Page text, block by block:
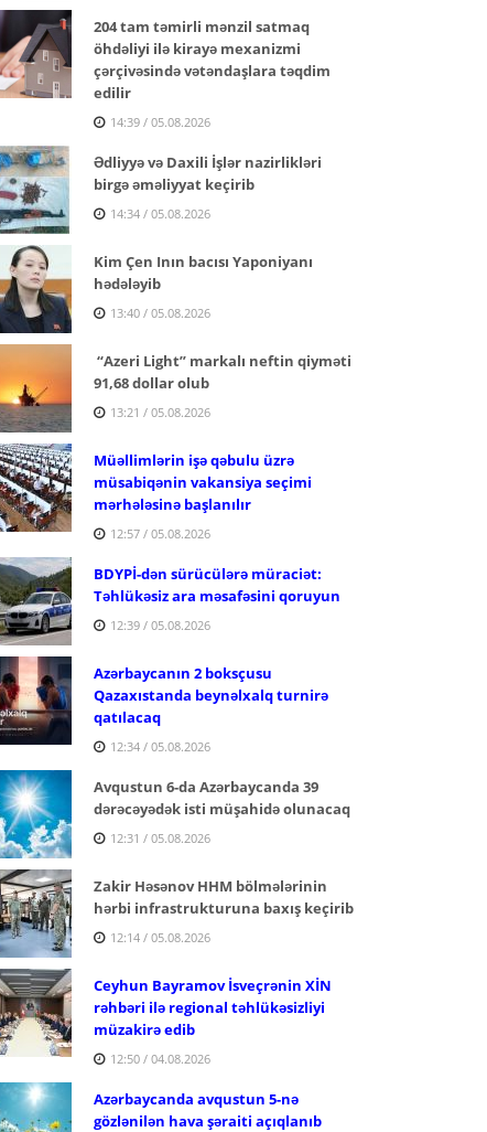
204 tam təmirli mənzil satmaq
öhdəliyi ilə kirayə mexanizmi
çərçivəsində vətəndaşlara təqdim
edilir
14:39 / 05.08.2026
Ədliyyə və Daxili İşlər nazirlikləri
birgə əməliyyat keçirib
14:34 / 05.08.2026
Kim Çen Inın bacısı Yaponiyanı
hədələyib
13:40 / 05.08.2026
“Azeri Light” markalı neftin qiyməti
91,68 dollar olub
13:21 / 05.08.2026
Müəllimlərin işə qəbulu üzrə
müsabiqənin vakansiya seçimi
mərhələsinə başlanılır
12:57 / 05.08.2026
BDYPİ-dən sürücülərə müraciət:
Təhlükəsiz ara məsafəsini qoruyun
12:39 / 05.08.2026
Azərbaycanın 2 boksçusu
Qazaxıstanda beynəlxalq turnirə
qatılacaq
12:34 / 05.08.2026
Avqustun 6-da Azərbaycanda 39
dərəcəyədək isti müşahidə olunacaq
12:31 / 05.08.2026
Zakir Həsənov HHM bölmələrinin
hərbi infrastrukturuna baxış keçirib
12:14 / 05.08.2026
Ceyhun Bayramov İsveçrənin XİN
rəhbəri ilə regional təhlükəsizliyi
müzakirə edib
12:50 / 04.08.2026
Azərbaycanda avqustun 5-nə
gözlənilən hava şəraiti açıqlanıb